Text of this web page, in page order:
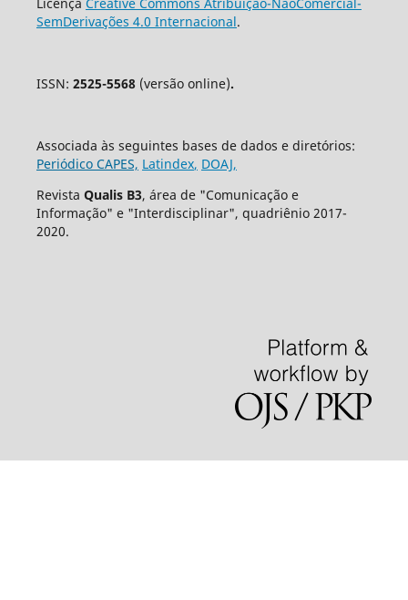
SemDerivações 4.0 Internacional.
ISSN: 2525-5568(versão online).
Associada às seguintes bases de dados e diretórios:
Periódico CAPES, Latindex, DOAJ,
Revista Qualis B3, área de "Comunicação e
Informação" e "Interdisciplinar", quadriênio 2017-
2020.